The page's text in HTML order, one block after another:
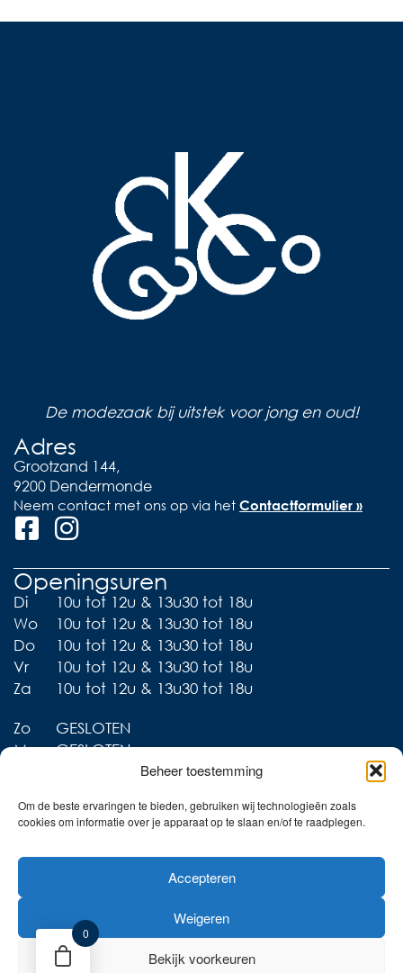
Beheer toestemming
Om de beste ervaringen te bieden, gebruiken wij technologieën zoals
cookies om informatie over je apparaat op te slaan en/of te raadplegen.
Accepteren
Weigeren
Bekijk voorkeuren
De modezaak bij uitstek voor jong en oud!
Adres
Grootzand 144,
9200 Dendermonde
Neem contact met ons op via het Contactformulier »
Openingsuren
Di
10u tot 12u & 13u30 tot 18u
Wo
10u tot 12u & 13u30 tot 18u
Do
10u tot 12u & 13u30 tot 18u
Vr
10u tot 12u & 13u30 tot 18u
Za
10u tot 12u & 13u30 tot 18u
Zo
GESLOTEN
Ma
GESLOTEN
Liever thuis shoppen?
Ontdek onze collecties in
de webshop!
Naar de online shop!
0